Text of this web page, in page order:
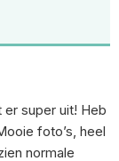
er super uit! Heb
foto’s, heel
normale